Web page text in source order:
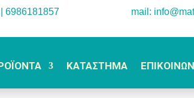
6986181857 mail:
ΚΑΤΑΣΤΗΜΑ